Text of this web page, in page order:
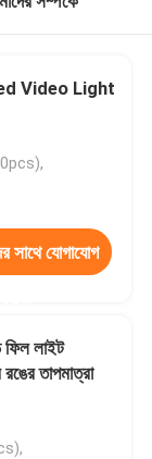
Video Light
সাথে যোগাযোগ
ফিল লাইট
রঙের তাপমাত্রা